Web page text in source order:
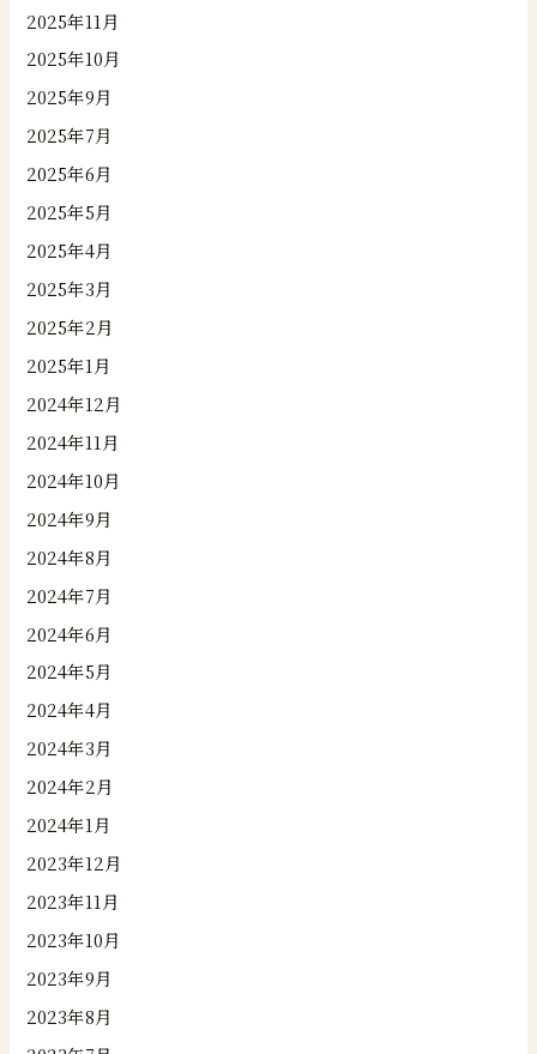
2025年11月
2025年10月
2025年9月
2025年7月
2025年6月
2025年5月
2025年4月
2025年3月
2025年2月
2025年1月
2024年12月
2024年11月
2024年10月
2024年9月
2024年8月
2024年7月
2024年6月
2024年5月
2024年4月
2024年3月
2024年2月
2024年1月
2023年12月
2023年11月
2023年10月
2023年9月
2023年8月